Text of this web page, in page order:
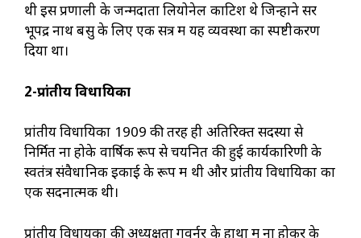
थी इस प्रणाली के जन्मदाता लियोनेल काटिश थे जिन्होंने सर
भूपेंद्र नाथ बसु के लिए एक सत्र में यह व्यवस्था का स्पष्टीकरण
दिया था।
2-प्रांतीयविधायिका
प्रांतीय विधायिका 1909 की तरह ही अतिरिक्त सदस्यों से
निर्मित ना होके वार्षिक रूप से चयनित की हुई कार्यकारिणी के
स्वतंत्र संवैधानिक इकाई के रूप में थी और प्रांतीय विधायिका का
एक सदनात्मक थी।
प्रांतीय विधायकों की अध्यक्षता गवर्नर के हाथों में ना होकर के